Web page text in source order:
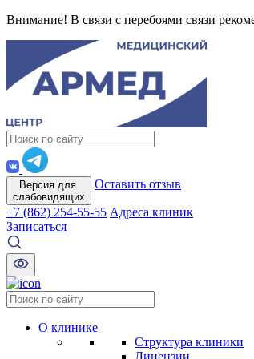
Внимание! В связи с перебоями связи
Версия для
слабовидящих
Оставить отзыв
+7 (862) 254-55-55 Адреса клиник
Записаться
О клинике
Структура клиники
Лицензии